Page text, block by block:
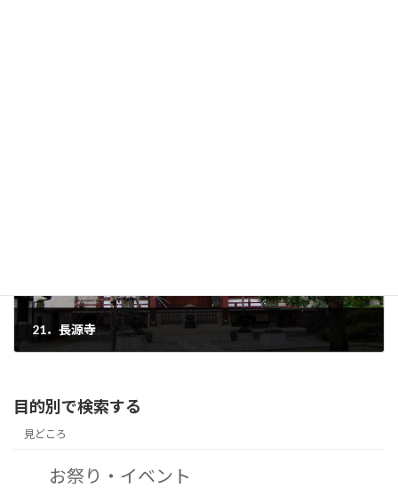
21．長源寺
目的別で検索する
見どころ
お祭り・イベント